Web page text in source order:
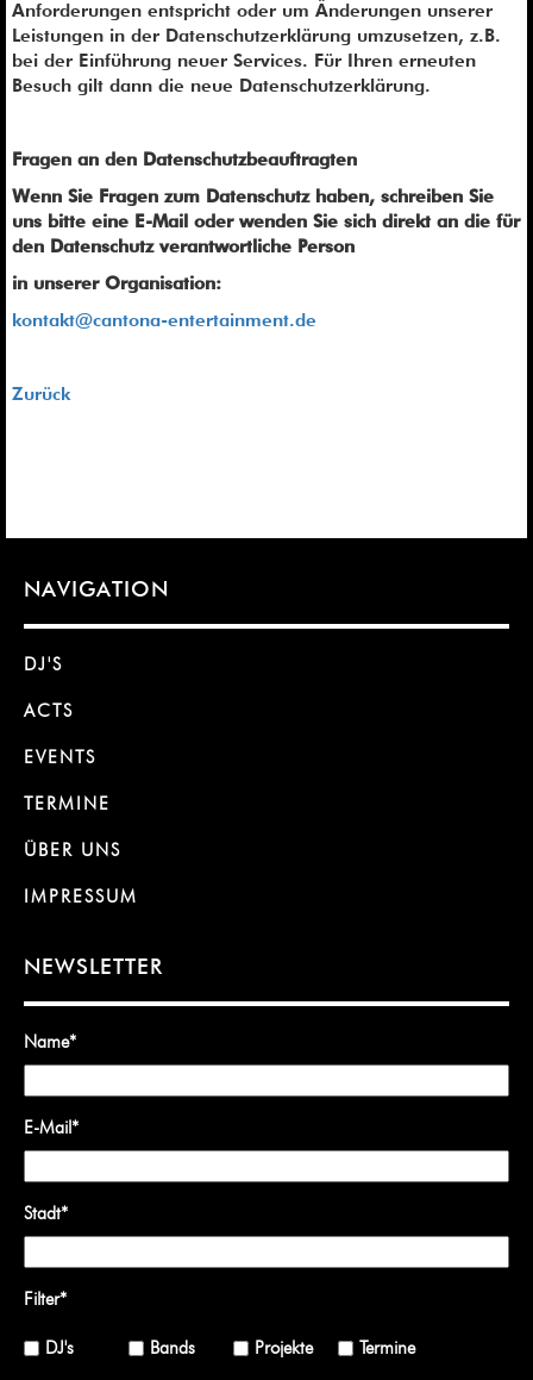
Anforderungen entspricht oder um Änderungen unserer
Leistungen in der Datenschutzerklärung umzusetzen, z.B.
bei der Einführung neuer Services. Für Ihren erneuten
Besuch gilt dann die neue Datenschutzerklärung.
Fragen an den Datenschutzbeauftragten
Wenn Sie Fragen zum Datenschutz haben, schreiben Sie
uns bitte eine E-Mail oder wenden Sie sich direkt an die für
den Datenschutz verantwortliche Person
in unserer Organisation:
kontakt@cantona-entertainment.de
Zurück
NAVIGATION
DJ'S
ACTS
EVENTS
TERMINE
ÜBER UNS
IMPRESSUM
NEWSLETTER
Name*
E-Mail*
Stadt*
Filter*
DJ's Bands Projekte Termine